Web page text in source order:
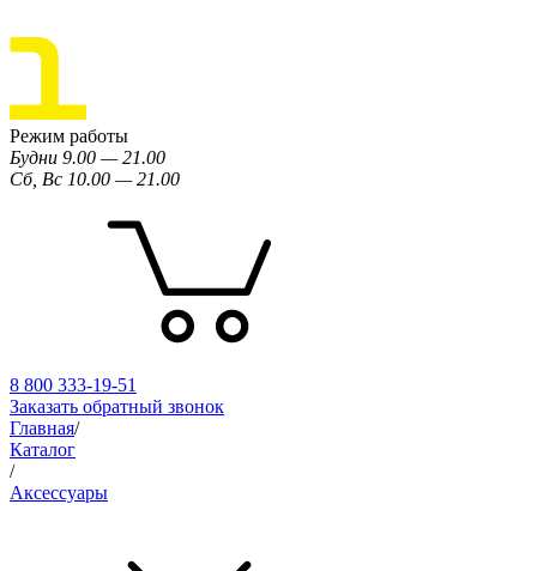
Режим работы
Будни 9.00 — 21.00
Сб, Вс 10.00 — 21.00
8 800 333-19-51
Заказать обратный звонок
Главная/
Каталог
/
Аксессуары